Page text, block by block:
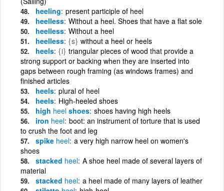
heeling present participle of heel
heelless Without a heel. Shoes that have a flat sole
heelless Without a heel
heelless {s} without a heel or heels
heels {i} triangular pieces of wood that provide a
strong support or backing when they are inserted into
gaps between rough framing (as windows frames) and
finished articles
heels plural of heel
heels High-heeled shoes
high heel shoes shoes having high heels
iron heel boot: an instrument of torture that is used
to crush the foot and leg
spike heel a very high narrow heel on women's
shoes
stacked heel A shoe heel made of several layers of
material
stacked heel a heel made of many layers of leather